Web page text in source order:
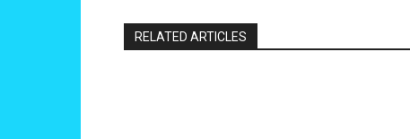
RELATED ARTICLES